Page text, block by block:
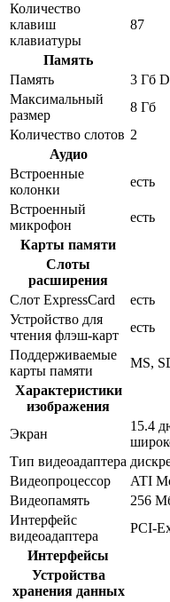
Количество
клавиш
клавиатуры
87
Память
Память
3 Гб
Максимальный
размер
8 Гб
Количество слотов 2
Аудио
Встроенные
колонки
есть
Встроенный
микрофон
есть
Карты памяти
Слоты
расширения
Слот ExpressCard
есть
Устройство для
чтения флэш-карт
есть
Поддерживаемые
карты памяти
MS,
Характеристики
изображения
Экран
15.4
Тип видеоадаптера
Видеопроцессор
ATI
Видеопамять
256
Интерфейс
видеоадаптера
PCI-
Интерфейсы
Устройства
хранения данных